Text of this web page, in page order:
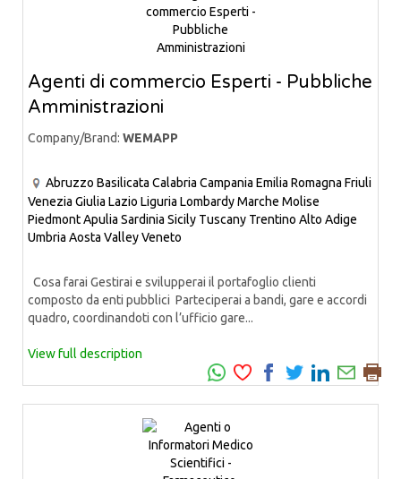
Agenti di commercio Esperti - Pubbliche
Amministrazioni
Company/Brand: WEMAPP
Abruzzo Basilicata Calabria Campania Emilia Romagna Friuli
Venezia Giulia Lazio Liguria LombardyMarche Molise
PiedmontApulia Sardinia Sicily Tuscany Trentino Alto Adige
Umbria Aosta ValleyVeneto
Cosa farai Gestirai e svilupperai il portafoglio clienti
composto da enti pubblici Parteciperai a bandi, gare e accordi
quadro, coordinandoti con l’ufficio gare...
View full description